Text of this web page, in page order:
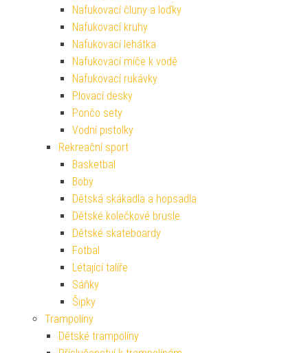
Nafukovací čluny a loďky
Nafukovací kruhy
Nafukovací lehátka
Nafukovací míče k vodě
Nafukovací rukávky
Plovací desky
Pončo sety
Vodní pistolky
Rekreační sport
Basketbal
Boby
Dětská skákadla a hopsadla
Dětské kolečkové brusle
Dětské skateboardy
Fotbal
Létající talíře
Sáňky
Šipky
Trampolíny
Dětské trampolíny